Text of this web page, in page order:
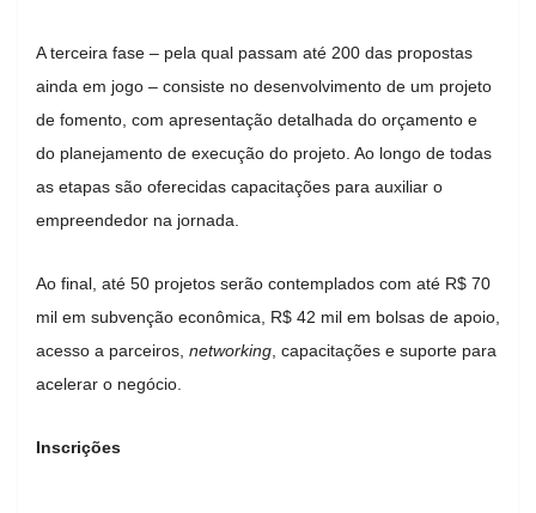
A terceira fase – pela qual passam até 200 das propostas
ainda em jogo – consiste no desenvolvimento de um projeto
de fomento, com apresentação detalhada do orçamento e
do planejamento de execução do projeto. Ao longo de todas
as etapas são oferecidas capacitações para auxiliar o
empreendedor na jornada.
Ao final, até 50 projetos serão contemplados com até R$ 70
mil em subvenção econômica, R$ 42 mil em bolsas de apoio,
acesso a parceiros, networking , capacitações e suporte para
acelerar o negócio.
Inscrições